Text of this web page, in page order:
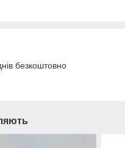
безкоштовно